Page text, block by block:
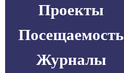
Проекты
Посещаемость
Журналы